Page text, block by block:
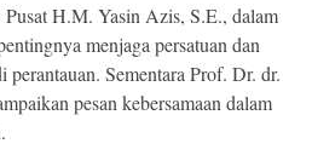
H.M. Yasin Azis, S.E., dalam
menjaga persatuan dan
Sementara Prof. Dr. dr.
pesan kebersamaan dalam